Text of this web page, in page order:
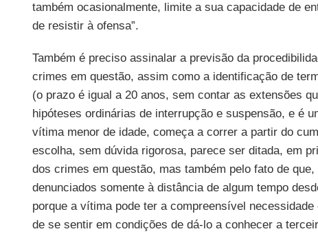
também ocasionalmente, limite a sua capacidade de
de resistir à ofensa”.
Também é preciso assinalar a previsão da
crimes em questão, assim como a identificação de
(o prazo é igual a 20 anos, sem contar as extensões
hipóteses ordinárias de interrupção e suspensão, e é
vítima menor de idade, começa a correr a partir do
escolha, sem dúvida rigorosa, parece ser ditada, em
dos crimes em questão, mas também pelo fato de
denunciados somente à distância de algum tempo
porque a vítima pode ter a compreensível
de se sentir em condições de dá-lo a conhecer a